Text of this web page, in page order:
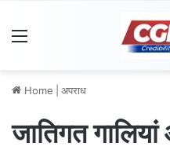
Home अपराध
जातिगत